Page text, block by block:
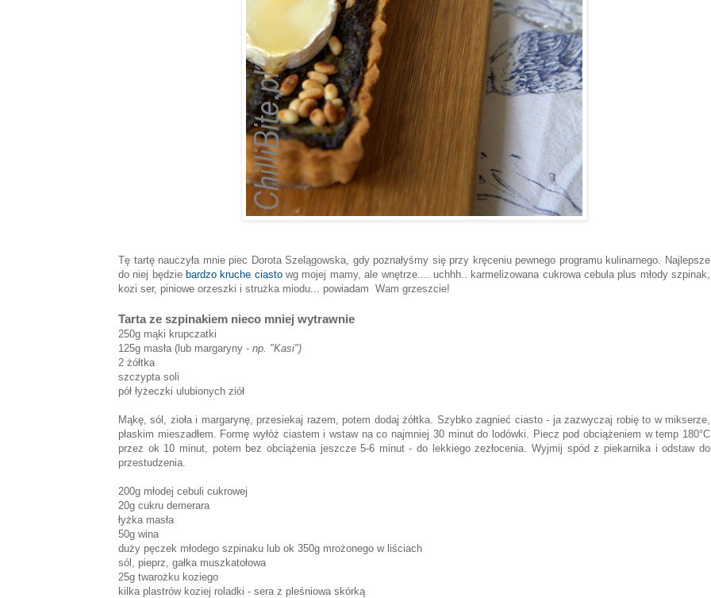
Tę tartę nauczyła mnie piec Dorota Szelągowska, gdy poznałyśmy się przy kręceniu pewnego programu kulinarnego. Najlepsze
do niej będzie bardzo kruche ciastowg mojej mamy, ale wnętrze.... uchhh.. karmelizowana cukrowa cebula plus młody szpinak,
kozi ser, piniowe orzeszki i strużka miodu... powiadam Wam grzeszcie!
Tarta ze szpinakiem nieco mniej wytrawnie
250g mąki krupczatki
125g masła (lub margaryny - np. "Kasi")
2 żółtka
szczypta soli
pół łyżeczki ulubionych ziół
Mąkę, sól, zioła i margarynę, przesiekaj razem, potem dodaj żółtka. Szybko zagnieć ciasto - ja zazwyczaj robię to w mikserze,
płaskim mieszadłem. Formę wyłóż ciastem i wstaw na co najmniej 30 minut do lodówki. Piecz pod obciążeniem w temp 180°C
przez ok 10 minut, potem bez obciążenia jeszcze 5-6 minut - do lekkiego zezłocenia. Wyjmij spód z piekarnika i odstaw do
przestudzenia.
200g młodej cebuli cukrowej
20g cukru demerara
łyżka masła
50g wina
duży pęczek młodego szpinaku lub ok 350g mrożonego w liściach
sól, pieprz, gałka muszkatołowa
25g twarożku koziego
kilka plastrów koziej roladki - sera z pleśniowa skórką